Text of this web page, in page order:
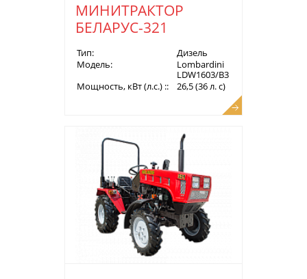
МИНИТРАКТОР
БЕЛАРУС-321
Тип:
Дизель
Модель:
Lombardini
LDW1603/B3
Мощность, кВт (л.с.) ::
26,5 (36 л. с)